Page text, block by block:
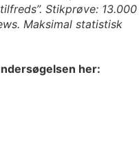
Stikprøve: 13.000
Maksimal statistisk
her: